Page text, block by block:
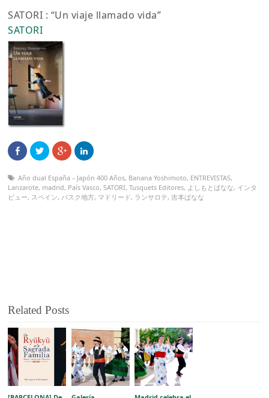
SATORI : “Un viaje llamado vida”
SATORI
Año dual España – Japón 400 Años, Banana Yoshimoto, ENTREVISTAS,
Lanzarote, madrid, País Vasco,SATORI,Tusquets Editores, よしもとばなな, インタ
ビュー, スペイン, バスク地方, マドリード, ランサロテ,吉本ばなな
Related Posts